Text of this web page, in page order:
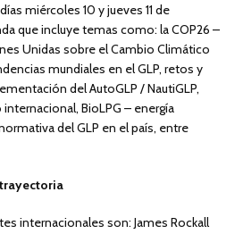
miércoles 10 y jueves 11 de
que incluye temas como: la COP26 –
Unidas sobre el Cambio Climático
mundiales en el GLP, retos y
del AutoGLP / NautiGLP,
BioLPG – energía
del GLP en el país, entre
internacionales son: James Rockall